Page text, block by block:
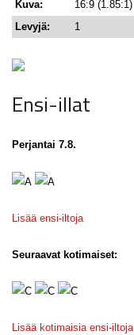
Kuva:
16:9 (1.85:1)
Levyjä:
1
Ensi-illat
Perjantai 7.8.
Lisää ensi-iltoja
Seuraavat kotimaiset:
Lisää kotimaisia ensi-iltoja